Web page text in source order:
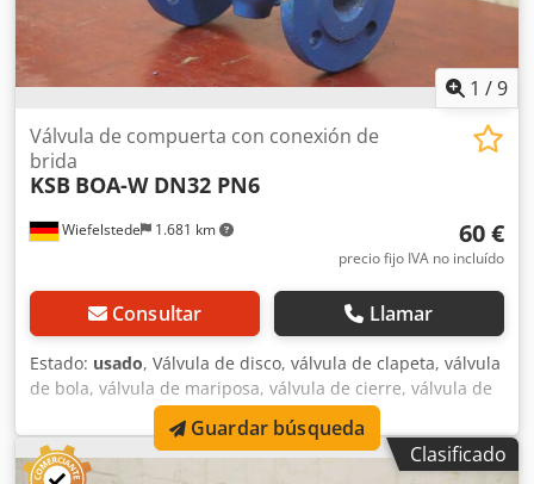
1 /9
Wiefelstede 1.681 km
Válvula de compuerta con conexión de
brida
KSB BOA-W DN32 PN6
60 €
precio fijo IVA no incluído
Consultar Llamar
Estado: usado, Válvula de disco, válvula de clapeta, válvula
de bola, válvula de mariposa, válvula de cierre, válvula de
compuerta, válvula de diafragma, válvula de cierre de
diafragma, válvula de cierre de brida Dcedpfxjrp Ilhe Ab
Rek Fabricante: KSB, válvula de compuerta de cierre tipo
Clasificado
Guardar búsqueda